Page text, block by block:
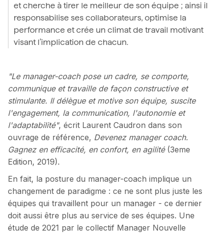
et cherche à tirer le meilleur de son équipe ; ainsi il
responsabilise ses collaborateurs, optimise la
performance et crée un climat de travail motivant
visant l’implication de chacun.
"Le manager-coach pose un cadre, se comporte,
communique et travaille de façon constructive et
stimulante. Il délègue et motive son équipe, suscite
l'engagement, la communication, l'autonomie et
l'adaptabilité", écrit Laurent Caudron dans son
ouvrage de référence, Devenez manager coach.
Gagnez en efficacité, en confort, en agilité(3eme
Edition, 2019).
En fait, la posture du manager-coach implique un
changement de paradigme : ce ne sont plus juste les
équipes qui travaillent pour un manager - ce dernier
doit aussi être plus au service de ses équipes. Une
étude de 2021 par le collectif Manager Nouvelle